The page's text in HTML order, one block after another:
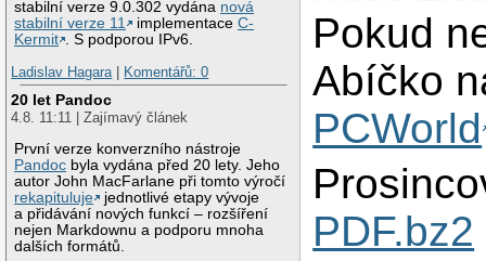
stabilní verze 9.0.302 vydána nová
stabilní verze 11
implementaceC-
Kermit . S podporou IPv6.
Ladislav Hagara | Komentářů: 0
20 let Pandoc
4.8. 11:11 | Zajímavý článek
První verze konverzního nástroje
Pandoc byla vydána před 20 lety. Jeho
autor John MacFarlane při tomto výročí
rekapituluje
jednotlivé etapy vývoje
a přidávání nových funkcí – rozšíření
nejen Markdownu a podporu mnoha
dalších formátů.
Pokud
Abíčko
PCWorld
PDF.bz2